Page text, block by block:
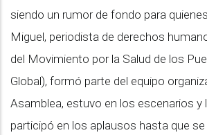
siendo un rumor de fondo para
Miguel, periodista de derechos
del Movimiento por la Salud de los
Global), formó parte del equipo
Asamblea, estuvo en los escenarios y
participó en los aplausos hasta que